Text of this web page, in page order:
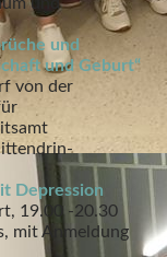
und
und Geburt“
von der
Depression
19.00 -20.30
mit Anmeldung